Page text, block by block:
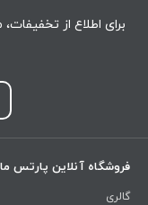
برای اطلاع از
فروشگاه آنلاین پارتس
گالری